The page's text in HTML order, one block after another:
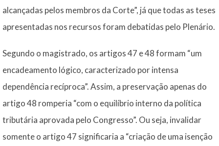
alcançadas pelos membros da Corte”, já que todas as teses
apresentadas nos recursos foram debatidas pelo Plenário.
Segundo o magistrado, os artigos 47 e 48 formam “um
encadeamento lógico, caracterizado por intensa
dependência recíproca”. Assim, a preservação apenas do
artigo 48 romperia “com o equilíbrio interno da política
tributária aprovada pelo Congresso”. Ou seja, invalidar
somente o artigo 47 significaria a “criação de uma isenção